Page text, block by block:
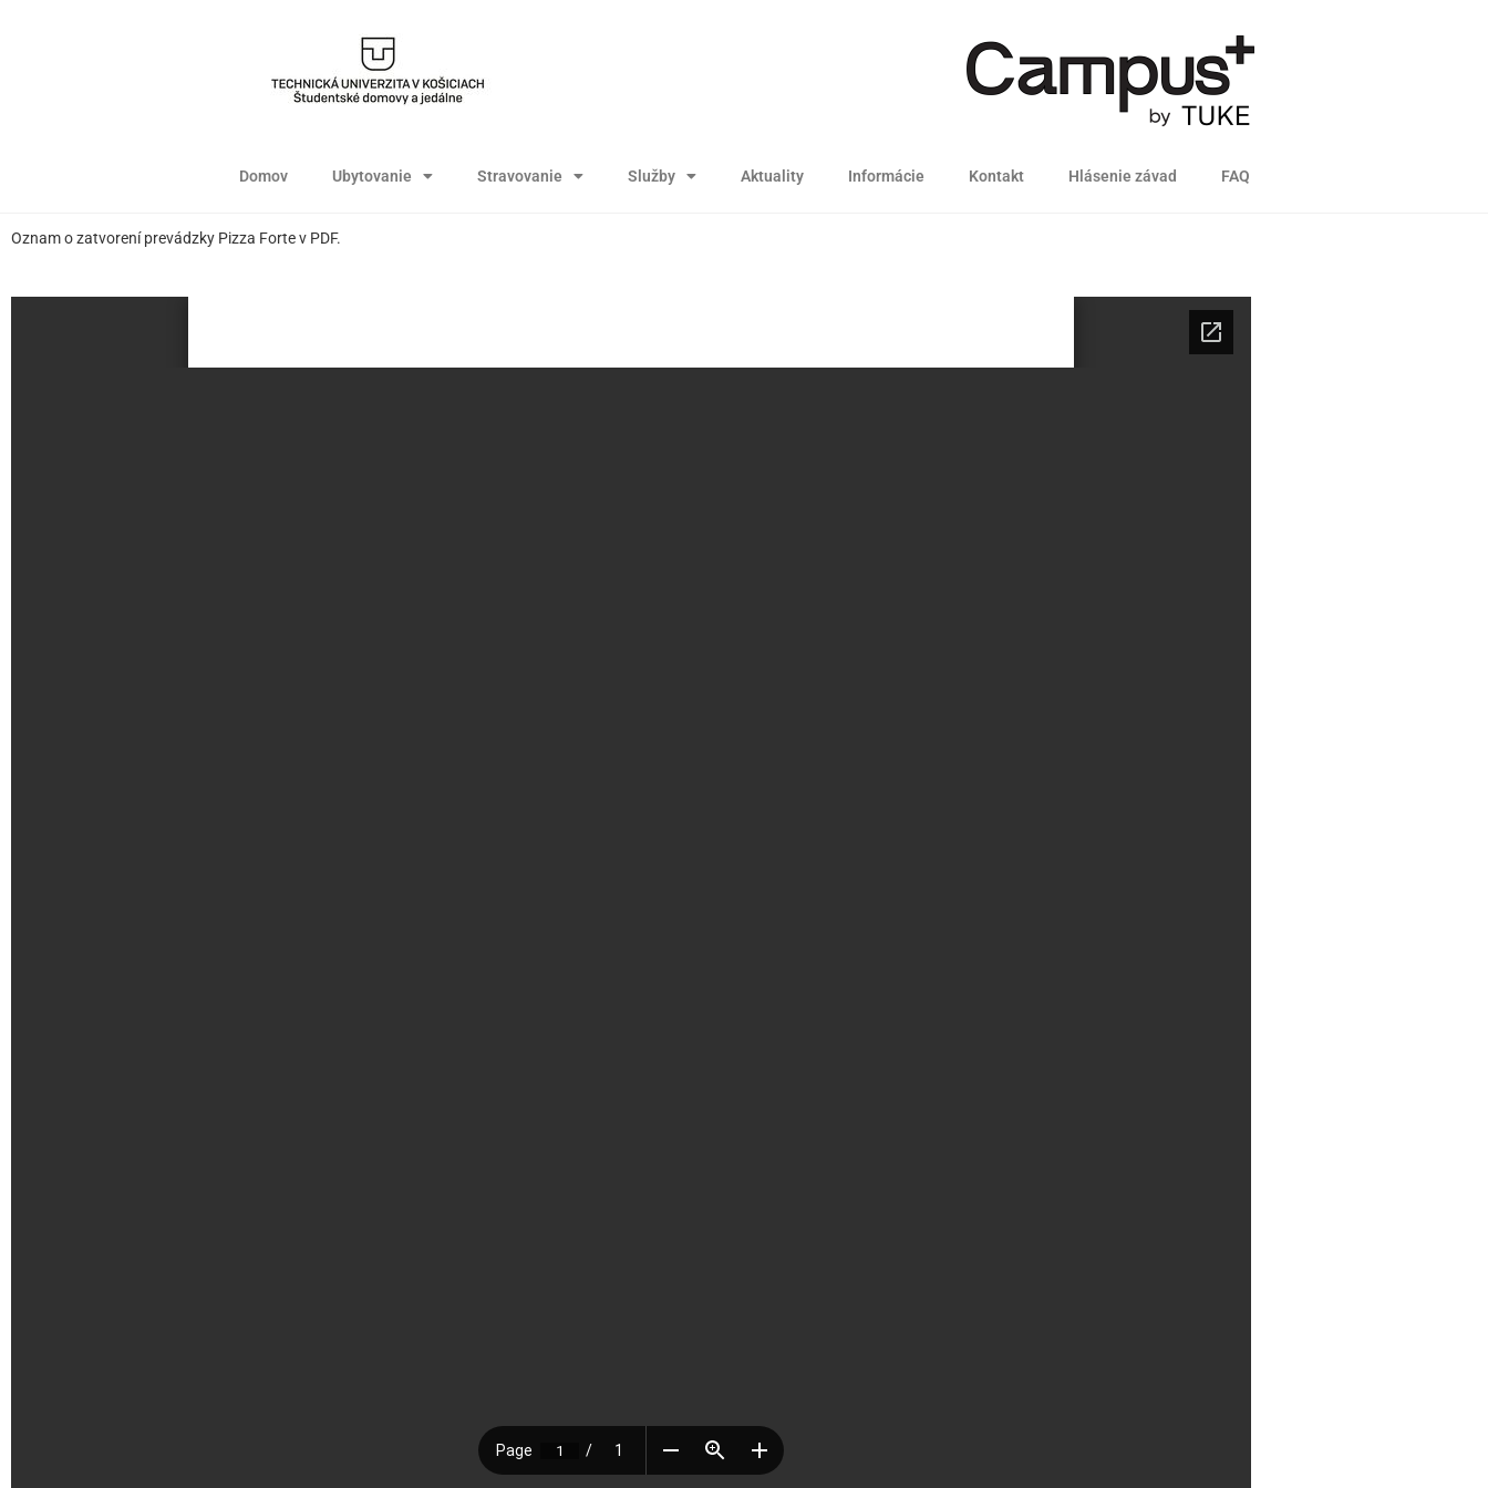
Domov Ubytovanie Stravovanie Služby Aktuality Informácie Kontakt Hlásenie závad FAQ
Oznam o zatvorení prevádzky Pizza Forte v PDF.